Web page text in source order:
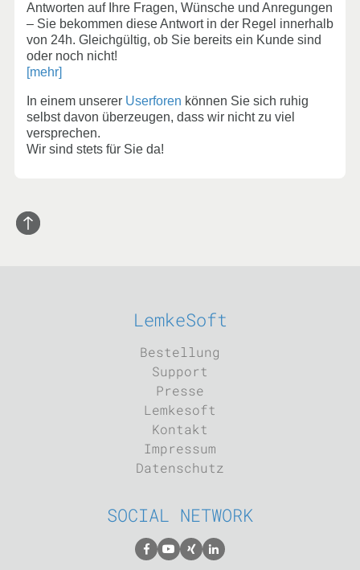
Antworten auf Ihre Fragen, Wünsche und Anregungen
– Sie bekommen diese Antwort in der Regel innerhalb
von 24h. Gleichgültig, ob Sie bereits ein Kunde sind
oder noch nicht!
[mehr]
In einem unserer Userforen können Sie sich ruhig
selbst davon überzeugen, dass wir nicht zu viel
versprechen.
Wir sind stets für Sie da!
LemkeSoft
Bestellung
Support
Presse
Lemkesoft
Kontakt
Impressum
Datenschutz
SOCIAL NETWORK